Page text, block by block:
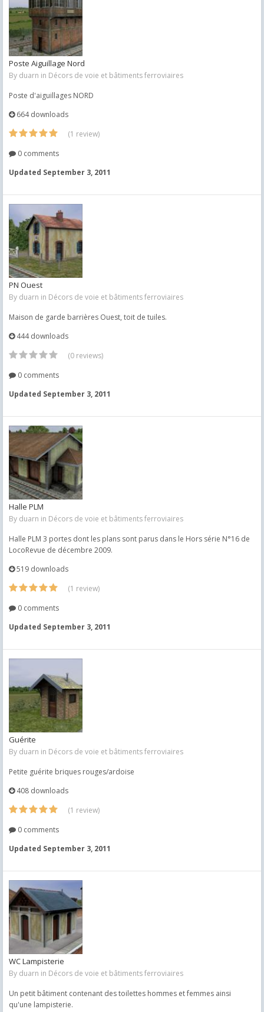
Poste Aiguillage Nord
By duarn in Décors de voie et bâtiments ferroviaires
Poste d'aiguillages NORD
664 downloads
(1 review)
0 comments
Updated September 3, 2011
PN Ouest
By duarn in Décors de voie et bâtiments ferroviaires
Maison de garde barrières Ouest, toit de tuiles.
444 downloads
(0 reviews)
0 comments
Updated September 3, 2011
Halle PLM
By duarn in Décors de voie et bâtiments ferroviaires
Halle PLM 3 portes dont les plans sont parus dans le Hors série N°16 de
LocoRevue de décembre 2009.
519 downloads
(1 review)
0 comments
Updated September 3, 2011
Guérite
By duarn in Décors de voie et bâtiments ferroviaires
Petite guérite briques rouges/ardoise
408 downloads
(1 review)
0 comments
Updated September 3, 2011
WC Lampisterie
By duarn in Décors de voie et bâtiments ferroviaires
Un petit bâtiment contenant des toilettes hommes et femmes ainsi
qu'une lampisterie.